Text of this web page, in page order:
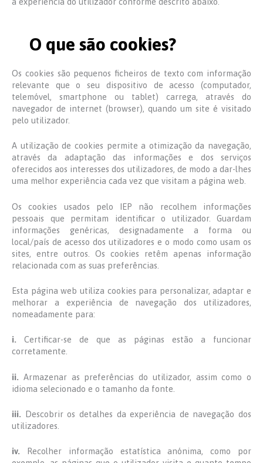
O que são cookies?
Os cookies são pequenos ficheiros de texto com informação
relevante que o seu dispositivo de acesso (computador,
telemóvel, smartphone ou tablet) carrega, através do
navegador de internet (browser), quando um site é visitado
pelo utilizador.
A utilização de cookies permite a otimização da navegação,
através da adaptação das informações e dos serviços
oferecidos aos interesses dos utilizadores, de modo a dar-lhes
uma melhor experiência cada vez que visitam a página web.
Os cookies usados pelo IEP não recolhem informações
pessoais que permitam identificar o utilizador. Guardam
informações genéricas, designadamente a forma ou
local/país de acesso dos utilizadores e o modo como usam os
sites, entre outros. Os cookies retêm apenas informação
relacionada com as suas preferências.
Esta página web utiliza cookies para personalizar, adaptar e
melhorar a experiência de navegação dos utilizadores,
nomeadamente para:
i. Certificar-se de que as páginas estão a funcionar
corretamente.
ii. Armazenar as preferências do utilizador, assim como o
idioma selecionado e o tamanho da fonte.
iii. Descobrir os detalhes da experiência de navegação dos
utilizadores.
iv. Recolher informação estatística anónima, como por